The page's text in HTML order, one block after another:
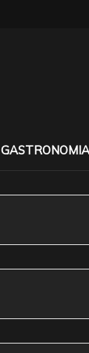
GASTRONOMIA